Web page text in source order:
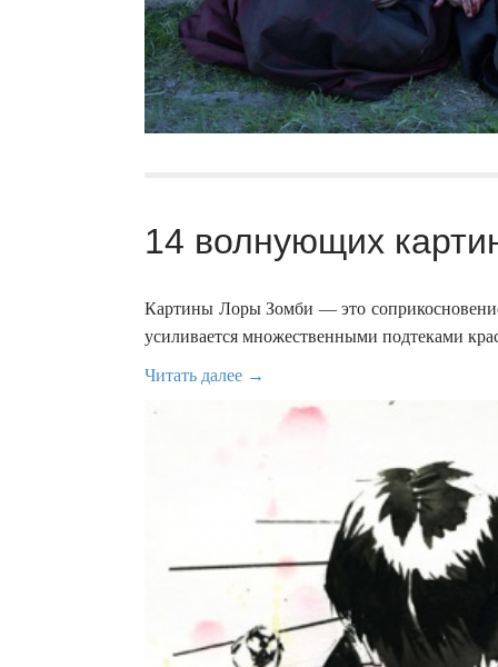
14 волнующих
Картины Лоры Зомби — это
усиливается множественными подтеками
Читать далее →